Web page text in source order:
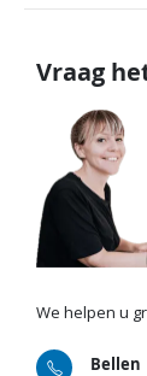
Vraag
We helpen u
Bellen